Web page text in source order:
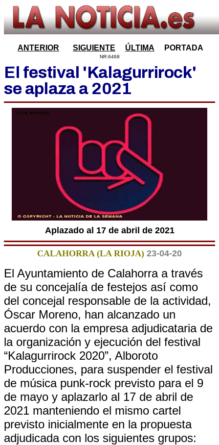
ANTERIOR SIGUIENTE ÚLTIMA PORTADA
NR:6468
El festival 'Kalagurrirock'
se aplaza a 2021
Aplazado al 17 de abril de 2021
CALAHORRA (LA RIOJA) 23-04-20
El Ayuntamiento de Calahorra a través
de su concejalía de festejos así como
del concejal responsable de la actividad,
Óscar Moreno, han alcanzado un
acuerdo con la empresa adjudicataria de
la organización y ejecución del festival
“Kalagurrirock 2020”, Alboroto
Producciones, para suspender el festival
de música punk-rock previsto para el 9
de mayo y aplazarlo al 17 de abril de
2021 manteniendo el mismo cartel
previsto inicialmente en la propuesta
adjudicada con los siguientes grupos: